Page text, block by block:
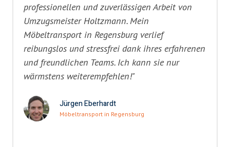
professionellen und zuverlässigen Arbeit von
Umzugsmeister Holtzmann. Mein
Möbeltransport in Regensburg verlief
reibungslos und stressfrei dank ihres erfahrenen
und freundlichen Teams. Ich kann sie nur
wärmstens weiterempfehlen!"
Jürgen Eberhardt
Möbeltransport in Regensburg